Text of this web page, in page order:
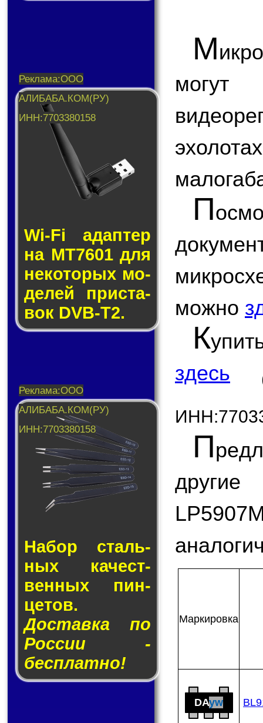
Wi-Fi адап­тер
на MT7601 для
не­ко­то­рых мо­
де­лей прис­та­
вок DVB-T2.
Набор сталь­
ных ка­чест­
вен­ных пин­
це­тов.
Доставка по
России -
бесплатно!
М
П
можно
К
здесь
П
Мар­ки­ров­ка
DAyw